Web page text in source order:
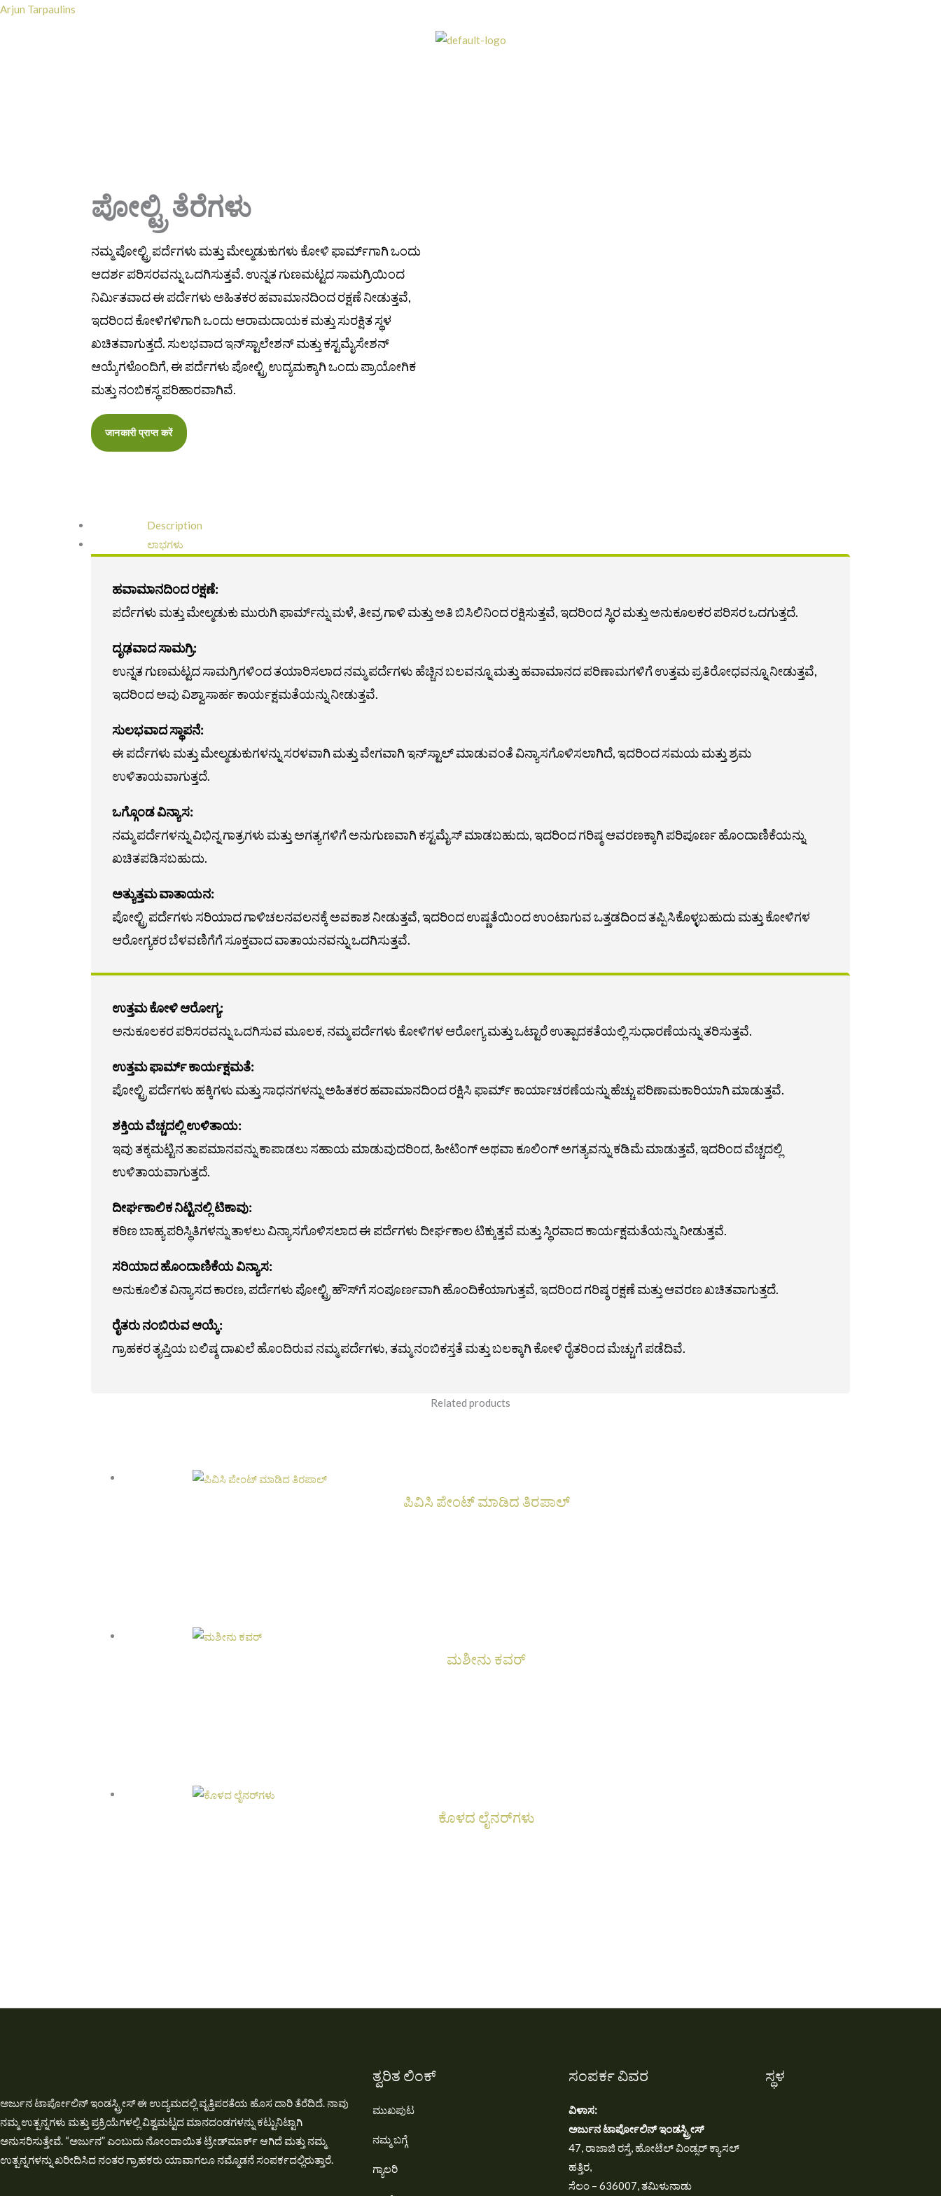
Skip
Arjun Tarpaulins
ಪೋಲ್ಟ್ರಿ ತೆರೆಗಳು
ನಮ್ಮ ಪೋಲ್ಟ್ರಿ ಪರ್ದೆಗಳು ಮತ್ತು ಮೇಲ್ಮಡುಕುಗಳು ಕೋಳಿ ಫಾರ್ಮ್‌ಗಾಗಿ ಒಂದು
ಆದರ್ಶ ಪರಿಸರವನ್ನು ಒದಗಿಸುತ್ತವೆ. ಉನ್ನತ ಗುಣಮಟ್ಟದ ಸಾಮಗ್ರಿಯಿಂದ
ನಿರ್ಮಿತವಾದ ಈ ಪರ್ದೆಗಳು ಅಹಿತಕರ ಹವಾಮಾನದಿಂದ ರಕ್ಷಣೆ ನೀಡುತ್ತವೆ,
ಇದರಿಂದ ಕೋಳಿಗಳಿಗಾಗಿ ಒಂದು ಆರಾಮದಾಯಕ ಮತ್ತು ಸುರಕ್ಷಿತ ಸ್ಥಳ
ಖಚಿತವಾಗುತ್ತದೆ. ಸುಲಭವಾದ ಇನ್‌ಸ್ಟಾಲೇಶನ್ ಮತ್ತು ಕಸ್ಟಮೈಸೇಶನ್
ಆಯ್ಕೆಗಳೊಂದಿಗೆ, ಈ ಪರ್ದೆಗಳು ಪೋಲ್ಟ್ರಿ ಉದ್ಯಮಕ್ಕಾಗಿ ಒಂದು ಪ್ರಾಯೋಗಿಕ
ಮತ್ತು ನಂಬಿಕಸ್ಥ ಪರಿಹಾರವಾಗಿವೆ.
जानकारी प्राप्त करें
Description
ಲಾಭಗಳು
ಹವಾಮಾನದಿಂದ ರಕ್ಷಣೆ:
ಪರ್ದೆಗಳು ಮತ್ತು ಮೇಲ್ಮಡುಕು ಮುರುಗಿ ಫಾರ್ಮ್‌ನ್ನು ಮಳೆ, ತೀವ್ರ ಗಾಳಿ ಮತ್ತು ಅತಿ ಬಿಸಿಲಿನಿಂದ ರಕ್ಷಿಸುತ್ತವೆ, ಇದರಿಂದ ಸ್ಥಿರ ಮತ್ತು ಅನುಕೂಲಕರ ಪರಿಸರ ಒದಗುತ್ತದೆ.
ದೃಢವಾದ ಸಾಮಗ್ರಿ:
ಉನ್ನತ ಗುಣಮಟ್ಟದ ಸಾಮಗ್ರಿಗಳಿಂದ ತಯಾರಿಸಲಾದ ನಮ್ಮ ಪರ್ದೆಗಳು ಹೆಚ್ಚಿನ ಬಲವನ್ನೂ ಮತ್ತು ಹವಾಮಾನದ ಪರಿಣಾಮಗಳಿಗೆ ಉತ್ತಮ ಪ್ರತಿರೋಧವನ್ನೂ ನೀಡುತ್ತವೆ,
ಇದರಿಂದ ಅವು ವಿಶ್ವಾಸಾರ್ಹ ಕಾರ್ಯಕ್ಷಮತೆಯನ್ನು ನೀಡುತ್ತವೆ.
ಸುಲಭವಾದ ಸ್ಥಾಪನೆ:
ಈ ಪರ್ದೆಗಳು ಮತ್ತು ಮೇಲ್ಮಡುಕುಗಳನ್ನು ಸರಳವಾಗಿ ಮತ್ತು ವೇಗವಾಗಿ ಇನ್‌ಸ್ಟಾಲ್ ಮಾಡುವಂತೆ ವಿನ್ಯಾಸಗೊಳಿಸಲಾಗಿದೆ, ಇದರಿಂದ ಸಮಯ ಮತ್ತು ಶ್ರಮ
ಉಳಿತಾಯವಾಗುತ್ತದೆ.
ಒಗ್ಗೊಂಡ ವಿನ್ಯಾಸ:
ನಮ್ಮ ಪರ್ದೆಗಳನ್ನು ವಿಭಿನ್ನ ಗಾತ್ರಗಳು ಮತ್ತು ಅಗತ್ಯಗಳಿಗೆ ಅನುಗುಣವಾಗಿ ಕಸ್ಟಮೈಸ್ ಮಾಡಬಹುದು, ಇದರಿಂದ ಗರಿಷ್ಠ ಆವರಣಕ್ಕಾಗಿ ಪರಿಪೂರ್ಣ ಹೊಂದಾಣಿಕೆಯನ್ನು
ಖಚಿತಪಡಿಸಬಹುದು.
ಅತ್ಯುತ್ತಮ ವಾತಾಯನ:
ಪೋಲ್ಟ್ರಿ ಪರ್ದೆಗಳು ಸರಿಯಾದ ಗಾಳಿಚಲನವಲನಕ್ಕೆ ಅವಕಾಶ ನೀಡುತ್ತವೆ, ಇದರಿಂದ ಉಷ್ಣತೆಯಿಂದ ಉಂಟಾಗುವ ಒತ್ತಡದಿಂದ ತಪ್ಪಿಸಿಕೊಳ್ಳಬಹುದು ಮತ್ತು ಕೋಳಿಗಳ
ಆರೋಗ್ಯಕರ ಬೆಳವಣಿಗೆಗೆ ಸೂಕ್ತವಾದ ವಾತಾಯನವನ್ನು ಒದಗಿಸುತ್ತವೆ.
ಉತ್ತಮ ಕೋಳಿ ಆರೋಗ್ಯ:
ಅನುಕೂಲಕರ ಪರಿಸರವನ್ನು ಒದಗಿಸುವ ಮೂಲಕ, ನಮ್ಮ ಪರ್ದೆಗಳು ಕೋಳಿಗಳ ಆರೋಗ್ಯ ಮತ್ತು ಒಟ್ಟಾರೆ ಉತ್ಪಾದಕತೆಯಲ್ಲಿ ಸುಧಾರಣೆಯನ್ನು ತರಿಸುತ್ತವೆ.
ಉತ್ತಮ ಫಾರ್ಮ್ ಕಾರ್ಯಕ್ಷಮತೆ:
ಪೋಲ್ಟ್ರಿ ಪರ್ದೆಗಳು ಹಕ್ಕಿಗಳು ಮತ್ತು ಸಾಧನಗಳನ್ನು ಅಹಿತಕರ ಹವಾಮಾನದಿಂದ ರಕ್ಷಿಸಿ ಫಾರ್ಮ್ ಕಾರ್ಯಾಚರಣೆಯನ್ನು ಹೆಚ್ಚು ಪರಿಣಾಮಕಾರಿಯಾಗಿ ಮಾಡುತ್ತವೆ.
ಶಕ್ತಿಯ ವೆಚ್ಚದಲ್ಲಿ ಉಳಿತಾಯ:
ಇವು ತಕ್ಕಮಟ್ಟಿನ ತಾಪಮಾನವನ್ನು ಕಾಪಾಡಲು ಸಹಾಯ ಮಾಡುವುದರಿಂದ, ಹೀಟಿಂಗ್ ಅಥವಾ ಕೂಲಿಂಗ್ ಅಗತ್ಯವನ್ನು ಕಡಿಮೆ ಮಾಡುತ್ತವೆ, ಇದರಿಂದ ವೆಚ್ಚದಲ್ಲಿ
ಉಳಿತಾಯವಾಗುತ್ತದೆ.
ದೀರ್ಘಕಾಲಿಕ ನಿಟ್ಟಿನಲ್ಲಿ ಟಿಕಾವು:
ಕಠಿಣ ಬಾಹ್ಯ ಪರಿಸ್ಥಿತಿಗಳನ್ನು ತಾಳಲು ವಿನ್ಯಾಸಗೊಳಿಸಲಾದ ಈ ಪರ್ದೆಗಳು ದೀರ್ಘಕಾಲ ಟಿಕ್ಕುತ್ತವೆ ಮತ್ತು ಸ್ಥಿರವಾದ ಕಾರ್ಯಕ್ಷಮತೆಯನ್ನು ನೀಡುತ್ತವೆ.
ಸರಿಯಾದ ಹೊಂದಾಣಿಕೆಯ ವಿನ್ಯಾಸ:
ಅನುಕೂಲಿತ ವಿನ್ಯಾಸದ ಕಾರಣ, ಪರ್ದೆಗಳು ಪೋಲ್ಟ್ರಿ ಹೌಸ್‌ಗೆ ಸಂಪೂರ್ಣವಾಗಿ ಹೊಂದಿಕೆಯಾಗುತ್ತವೆ, ಇದರಿಂದ ಗರಿಷ್ಠ ರಕ್ಷಣೆ ಮತ್ತು ಆವರಣ ಖಚಿತವಾಗುತ್ತದೆ.
ರೈತರು ನಂಬಿರುವ ಆಯ್ಕೆ:
ಗ್ರಾಹಕರ ತೃಪ್ತಿಯ ಬಲಿಷ್ಠ ದಾಖಲೆ ಹೊಂದಿರುವ ನಮ್ಮ ಪರ್ದೆಗಳು, ತಮ್ಮ ನಂಬಿಕಸ್ತತೆ ಮತ್ತು ಬಲಕ್ಕಾಗಿ ಕೋಳಿ ರೈತರಿಂದ ಮೆಚ್ಚುಗೆ ಪಡೆದಿವೆ.
Related products
ಪಿವಿಸಿ ಪೇಂಟ್ ಮಾಡಿದ ತಿರಪಾಲ್
ಮಶೀನು ಕವರ್
ಕೊಳದ ಲೈನರ್‌ಗಳು
ಅರ್ಜುನ ಟಾರ್ಪೋಲಿನ್ ಇಂಡಸ್ಟ್ರೀಸ್ ಈ ಉದ್ಯಮದಲ್ಲಿ ವೃತ್ತಿಪರತೆಯ ಹೊಸ ದಾರಿ ತೆರೆದಿದೆ. ನಾವು
ನಮ್ಮ ಉತ್ಪನ್ನಗಳು ಮತ್ತು ಪ್ರಕ್ರಿಯೆಗಳಲ್ಲಿ ವಿಶ್ವಮಟ್ಟದ ಮಾನದಂಡಗಳನ್ನು ಕಟ್ಟುನಿಟ್ಟಾಗಿ
ಅನುಸರಿಸುತ್ತೇವೆ. “ಅರ್ಜುನ” ಎಂಬುದು ನೋಂದಾಯಿತ ಟ್ರೇಡ್‌ಮಾರ್ಕ್ ಆಗಿದೆ ಮತ್ತು ನಮ್ಮ
ಉತ್ಪನ್ನಗಳನ್ನು ಖರೀದಿಸಿದ ನಂತರ ಗ್ರಾಹಕರು ಯಾವಾಗಲೂ ನಮ್ಮೊಡನೆ ಸಂಪರ್ಕದಲ್ಲಿರುತ್ತಾರೆ.
ತ್ವರಿತ ಲಿಂಕ್
ಮುಖಪುಟ
ನಮ್ಮ ಬಗ್ಗೆ
ಗ್ಯಾಲರಿ
ಸಂಪರ್ಕ ವಿವರ
ವಿಳಾಸ:
ಅರ್ಜುನ ಟಾರ್ಪೋಲಿನ್ ಇಂಡಸ್ಟ್ರೀಸ್
47, ರಾಜಾಜಿ ರಸ್ತೆ, ಹೋಟೆಲ್ ವಿಂಡ್ಸರ್ ಕ್ಯಾಸಲ್
ಹತ್ತಿರ,
ಸೆಲಂ – 636007, ತಮಿಳುನಾಡು
ಸ್ಥಳ